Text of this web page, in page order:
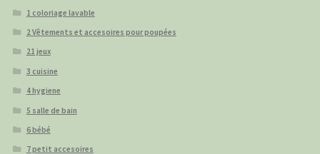
1 coloriage lavable
2 Vêtements et accesoires pour poupées
21 jeux
3 cuisine
4 hygiene
5 salle de bain
6 bébé
7 petit accesoires